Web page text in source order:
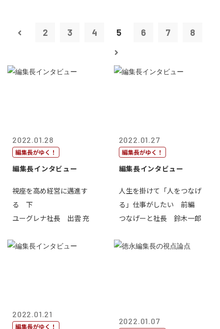
2 3 4 5 6 7 8
2022.01.28
編集長がゆく！
編集長インタビュー
視座を高め経営に邁進す
る 下
ユーグレナ社長 出雲 充
2022.01.27
編集長がゆく！
編集長インタビュー
人生を掛けて「人をつなげ
る」仕事がしたい 前編
つなげーと社長 鈴木一郎
2022.01.21
編集長がゆく！
2022.01.07